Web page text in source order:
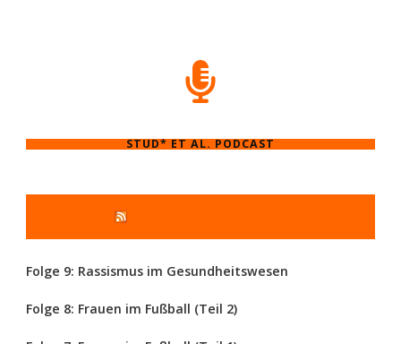
STUD* ET AL. PODCAST
Folge 9: Rassismus im Gesundheitswesen
Folge 8: Frauen im Fußball (Teil 2)